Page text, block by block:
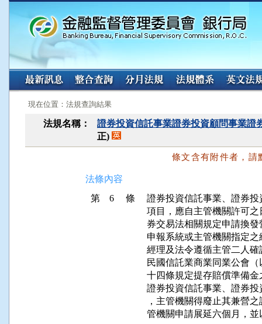
:::
現在位置：法規查詢結果
法規名稱：
證券投資信託事業證券投資顧問事業證
正)
條文含有附件者，請
法條內容
第 6 條
證券投資信託事業、證券
項目，應自主管機關許可
券交易法相關規定申請換
申報系統或主管機關指定
經理及法令遵循主管二人
民國信託業商業同業公會
十四條規定提存賠償準備
證券投資信託事業、證券
，主管機關得廢止其兼營
管機關申請展延六個月，並